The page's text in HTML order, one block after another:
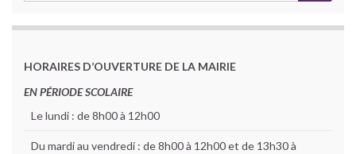
HORAIRES D’OUVERTURE DE LA MAIRIE
EN PÉRIODE SCOLAIRE
Le lundi : de 8h00 à 12h00
Du mardi au vendredi : de 8h00 à 12h00 et de 13h30 à